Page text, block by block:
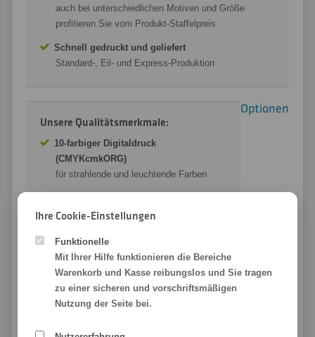
auch bei unterschiedlichen Motiven und Größe
profitieren Sie vom Produkt-Staffelpreis
Schnell gedruckt und geliefert
Standard-, Eil- und Express-Produktion
Unsere Qualitätsmerkmale:
10-farbiger Digitaldruck
(CMYKcmkORG)
für strahlende und leuchtende Farben
durch eine integrierte Lichtstreuschicht
Selbstklebend zur einfachen Montage
Druckseite oder Rückseite klebend
Wetterfest, wasserfest & UV-beständig
für den Indoor und Outdoor Einsatz
für viele Einsatzzwecke verwendbar
Optionen
Ihre Cookie-Einstellungen
Funktionelle
Mit Ihrer Hilfe funktionieren die Bereiche
Warenkorb und Kasse reibungslos und Sie tragen
zu einer sicheren und vorschriftsmäßigen
Nutzung der Seite bei.